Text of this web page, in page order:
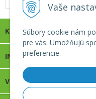
Vaše
Súbory cookie nám
pre vás. Umožňujú
preferencie.
KONTAKT
INFOLINKA
VŠETKO O NÁKUPE